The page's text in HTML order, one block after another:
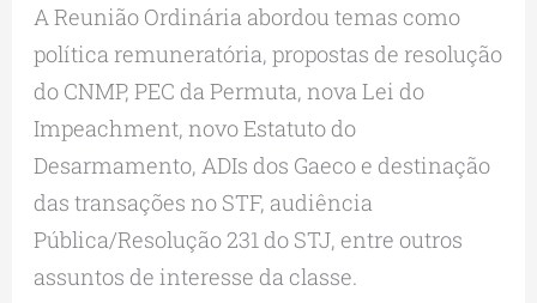
A Reunião Ordinária abordou temas como
política remuneratória, propostas de resolução
do CNMP, PEC da Permuta, nova Lei do
Impeachment, novo Estatuto do
Desarmamento, ADIs dos Gaeco e destinação
das transações no STF, audiência
Pública/Resolução 231 do STJ, entre outros
assuntos de interesse da classe.